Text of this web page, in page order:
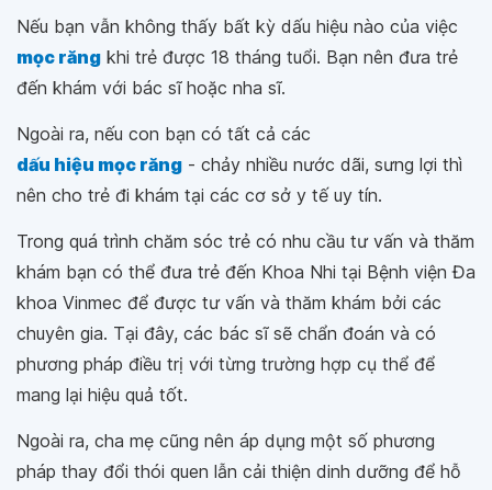
Nếu bạn vẫn không thấy bất kỳ dấu hiệu nào của việc
mọc răng khi trẻ được 18 tháng tuổi. Bạn nên đưa trẻ
đến khám với bác sĩ hoặc nha sĩ.
Ngoài ra, nếu con bạn có tất cả các
dấu hiệu mọc răng - chảy nhiều nước dãi, sưng lợi thì
nên cho trẻ đi khám tại các cơ sở y tế uy tín.
Trong quá trình chăm sóc trẻ có nhu cầu tư vấn và thăm
khám bạn có thể đưa trẻ đến Khoa Nhi tại Bệnh viện Đa
khoa Vinmec để được tư vấn và thăm khám bởi các
chuyên gia. Tại đây, các bác sĩ sẽ chẩn đoán và có
phương pháp điều trị với từng trường hợp cụ thể để
mang lại hiệu quả tốt.
Ngoài ra, cha mẹ cũng nên áp dụng một số phương
pháp thay đổi thói quen lẫn cải thiện dinh dưỡng để hỗ